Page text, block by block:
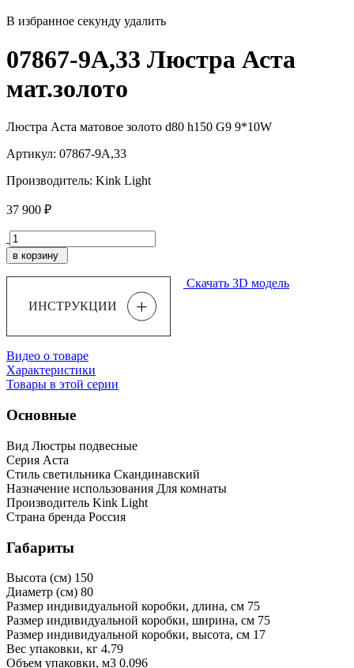
В избранное секунду удалить
07867-9A,33 Люстра Аста
мат.золото
Люстра Аста матовое золото d80 h150 G9 9*10W
Артикул: 07867-9A,33
Производитель: Kink Light
37 900 ₽
в корзину
ИНСТРУКЦИИ +
Скачать 3D модель
Видео о товаре
Характеристики
Товары в этой серии
Основные
Вид Люстры подвесные
Серия Аста
Стиль светильника Скандинавский
Назначение использования Для комнаты
Производитель Kink Light
Страна бренда Россия
Габариты
Высота (см) 150
Диаметр (см) 80
Размер индивидуальной коробки, длина, см 75
Размер индивидуальной коробки, ширина, см 75
Размер индивидуальной коробки, высота, см 17
Bес упаковки, кг 4.79
Oбъем упаковки, м3 0.096